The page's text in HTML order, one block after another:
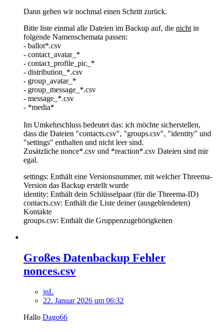
Dann gehen wir nochmal einen Schritt zurück.
Bitte liste einmal alle Dateien im Backup auf, die nicht in
folgende Namenschemata passen:
- ballot*.csv
- contact_avatar_*
- contact_profile_pic_*
- distribution_*.csv
- group_avatar_*
- group_message_*.csv
- message_*.csv
- *media*
Im Umkehrschluss bedeutet das: ich möchte sicherstellen,
dass die Dateien "contacts.csv", "groups.csv", "identity" und
"settings" enthalten und nicht leer sind.
Zusätzliche nonce*.csv und *reaction*.csv Dateien sind mir
egal.
settings: Enthält eine Versionsnummer, mit welcher Threema-
Version das Backup erstellt wurde
identity: Enthält dein Schlüsselpaar (für die Threema-ID)
contacts.csv: Enthält die Liste deiner (ausgeblendeten)
Kontakte
groups.csv: Enthält die Gruppenzugehörigkeiten
Großes Datenbackup Fehler
nonces.csv
jnL
22. Januar 2026 um 06:32
Hallo Dago66